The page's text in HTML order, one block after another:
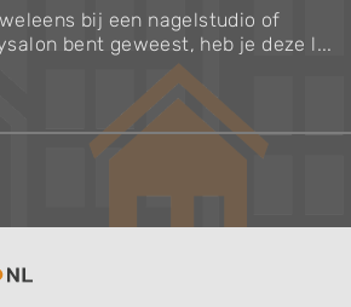
bij een nagelstudio of
bent geweest, heb je deze l...